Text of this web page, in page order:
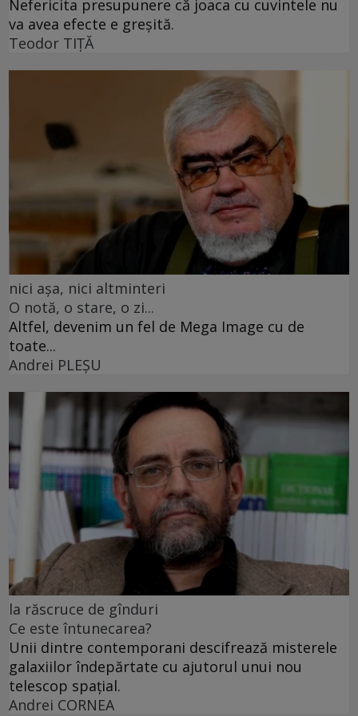
Nefericita presupunere că joaca cu cuvintele nu
va avea efecte e greșită.
Teodor TIŢĂ
nici așa, nici altminteri
O notă, o stare, o zi...
Altfel, devenim un fel de Mega Image cu de
toate...
Andrei PLEŞU
la răscruce de gînduri
Ce este întunecarea?
Unii dintre contemporani descifrează misterele
galaxiilor îndepărtate cu ajutorul unui nou
telescop spațial.
Andrei CORNEA